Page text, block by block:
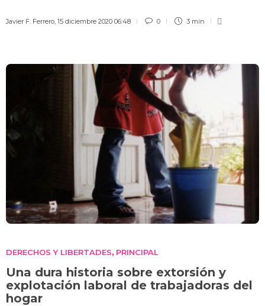
Javier F. Ferrero, 15 diciembre 2020 06:48 0 3 min
DERECHOS Y LIBERTADES, PRINCIPAL
Una dura historia sobre extorsión y
explotación laboral de trabajadoras del
hogar